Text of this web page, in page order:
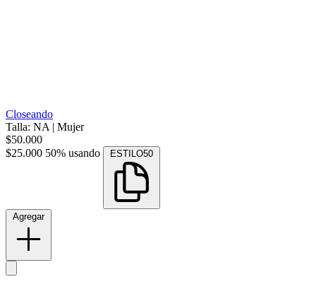
Closeando
Talla: NA | Mujer
$50.000
$25.000 50% usando ESTILO50
Agregar